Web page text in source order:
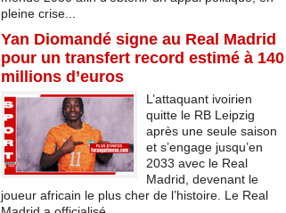
pleine crise...
Yan Diomandé signe au Real Madrid
pour un transfert record estimé à 140
millions d’euros
L’attaquant ivoirien
quitte le RB Leipzig
après une seule saison
et s’engage jusqu’en
2033 avec le Real
Madrid, devenant le
joueur africain le plus cher de l’histoire. Le Real